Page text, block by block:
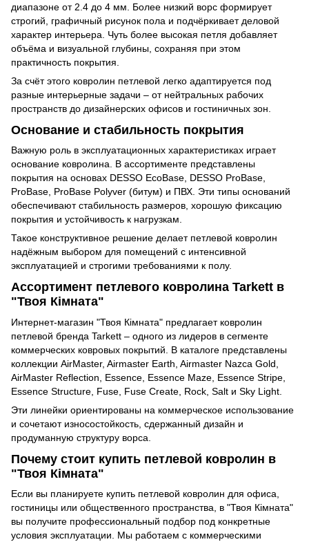
диапазоне от 2.4 до 4 мм. Более низкий ворс формирует
строгий, графичный рисунок пола и подчёркивает деловой
характер интерьера. Чуть более высокая петля добавляет
объёма и визуальной глубины, сохраняя при этом
практичность покрытия.
За счёт этого ковролин петлевой легко адаптируется под
разные интерьерные задачи – от нейтральных рабочих
пространств до дизайнерских офисов и гостиничных зон.
Основание и стабильность покрытия
Важную роль в эксплуатационных характеристиках играет
основание ковролина. В ассортименте представлены
покрытия на основах DESSO EcoBase, DESSO ProBase,
ProBase, ProBase Polyver (битум) и ПВХ. Эти типы оснований
обеспечивают стабильность размеров, хорошую фиксацию
покрытия и устойчивость к нагрузкам.
Такое конструктивное решение делает петлевой ковролин
надёжным выбором для помещений с интенсивной
эксплуатацией и строгими требованиями к полу.
Ассортимент петлевого ковролина Tarkett в
"Твоя Кімната"
Интернет-магазин "Твоя Кімната" предлагает ковролин
петлевой бренда Tarkett – одного из лидеров в сегменте
коммерческих ковровых покрытий. В каталоге представлены
коллекции AirMaster, Airmaster Earth, Airmaster Nazca Gold,
AirMaster Reflection, Essence, Essence Maze, Essence Stripe,
Essence Structure, Fuse, Fuse Create, Rock, Salt и Sky Light.
Эти линейки ориентированы на коммерческое использование
и сочетают износостойкость, сдержанный дизайн и
продуманную структуру ворса.
Почему стоит купить петлевой ковролин в
"Твоя Кімната"
Если вы планируете купить петлевой ковролин для офиса,
гостиницы или общественного пространства, в "Твоя Кімната"
вы получите профессиональный подбор под конкретные
условия эксплуатации. Мы работаем с коммерческими